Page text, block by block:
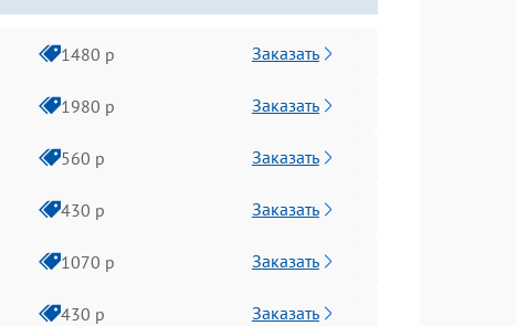
1480 р Заказать
1980 р Заказать
560 р Заказать
430 р Заказать
1070 р Заказать
430 р Заказать